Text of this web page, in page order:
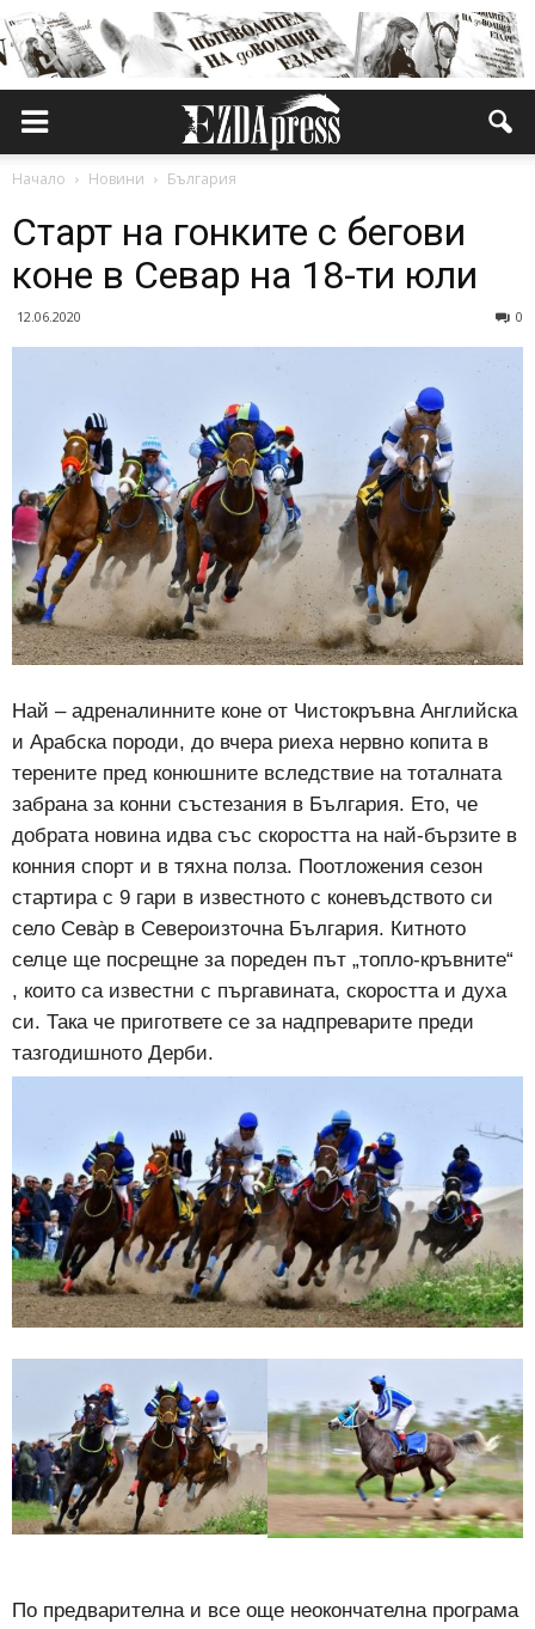
Начало Новини България
Старт на гонките с бегови
коне в Севар на 18-ти юли
12.06.2020 0
Най – адреналинните коне от Чистокръвна Английска
и Арабска породи, до вчера риеха нервно копита в
терените пред конюшните вследствие на тоталната
забрана за конни състезания в България. Ето, че
добрата новина идва със скоростта на най-бързите в
конния спорт и в тяхна полза. Поотложения сезон
стартира с 9 гари в известното с коневъдството си
село Сева̀р в Североизточна България. Китното
селце ще посрещне за пореден път „топло-кръвните“
, които са известни с пъргавината, скоростта и духа
си. Така че пригответе се за надпреварите преди
тазгодишното Дерби.
По предварителна и все още неокончателна програма